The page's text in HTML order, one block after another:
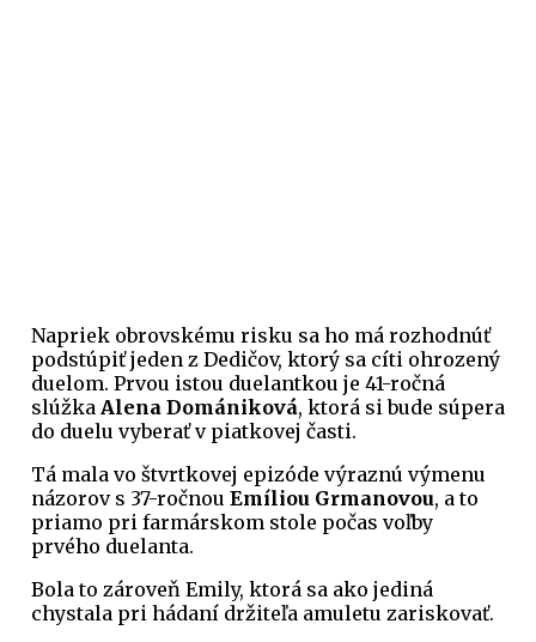
Napriek obrovskému risku sa ho má rozhodnúť
podstúpiť jeden z Dedičov, ktorý sa cíti ohrozený
duelom. Prvou istou duelantkou je 41-ročná
slúžka Alena Domániková, ktorá si bude súpera
do duelu vyberať v piatkovej časti.
Tá mala vo štvrtkovej epizóde výraznú výmenu
názorov s 37-ročnou Emíliou Grmanovou, a to
priamo pri farmárskom stole počas voľby
prvého duelanta.
Bola to zároveň Emily, ktorá sa ako jediná
chystala pri hádaní držiteľa amuletu zariskovať.